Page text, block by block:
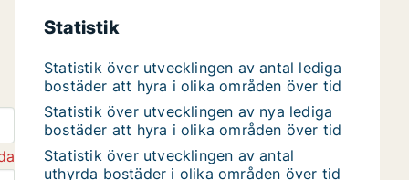
Statistik
Statistik över utvecklingen av antal lediga
bostäder att hyra i olika områden över tid
Statistik över utvecklingen av nya lediga
bostäder att hyra i olika områden över tid
Statistik över utvecklingen av antal
uthyrda bostäder i olika områden över tid